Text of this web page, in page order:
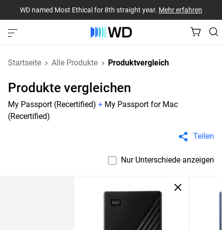
WD named Most Ethical for 8th straight year. Mehr erfahren
Startseite Alle Produkte Produktvergleich
Produkte vergleichen
My Passport (Recertified) + My Passport for Mac
(Recertified)
Teilen
Nur Unterschiede anzeigen